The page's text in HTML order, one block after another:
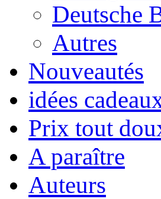
Deutsche
Autres
Nouveautés
idées
Prix tout
A paraître
Auteurs